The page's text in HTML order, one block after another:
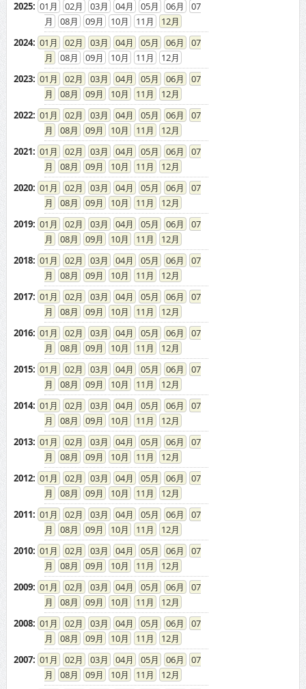
2025: 01 02 03 04 05 06
07
08
09 10 11
12
2024: 01 02 03 04 05 06
07
08
09 10 11
12
2023: 01 02 03 04 05 06
07
08
09 10 11
12
2022: 01 02 03 04 05 06
07
08
09 10 11
12
2021: 01 02 03 04 05 06
07
08
09 10 11
12
2020: 01 02 03 04 05 06
07
08
09 10 11
12
2019: 01 02 03 04 05 06
07
08
09 10 11
12
2018: 01 02 03 04 05 06
07
08
09 10 11
12
2017: 01 02 03 04 05 06
07
08
09 10 11
12
2016: 01 02 03 04 05 06
07
08
09 10 11
12
2015: 01 02 03 04 05 06
07
08
09 10 11
12
2014: 01 02 03 04 05 06
07
08
09 10 11
12
2013: 01 02 03 04 05 06
07
08
09 10 11
12
2012: 01 02 03 04 05 06
07
08
09 10 11
12
2011: 01 02 03 04 05 06
07
08
09 10 11
12
2010: 01 02 03 04 05 06
07
08
09 10 11
12
2009: 01 02 03 04 05 06
07
08
09 10 11
12
2008: 01 02 03 04 05 06
07
08
09 10 11
12
2007: 01 02 03 04 05 06
07
08
09 10 11
12